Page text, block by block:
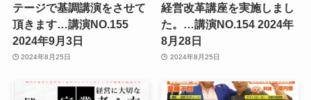
テージで基調講演をさせて
頂きます…講演NO.155
2024年9月3日
2024年8月25日
経営改革講座を実施しまし
た。…講演NO.154 2024年
8月28日
2024年8月25日